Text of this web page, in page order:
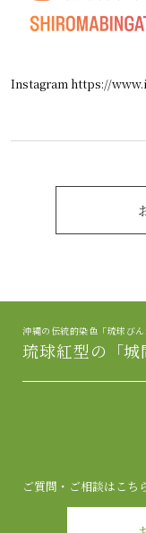
Instagram https://
沖縄の伝統的染色「琉球び
琉球紅型の「城
ご質問・ご相談はこち